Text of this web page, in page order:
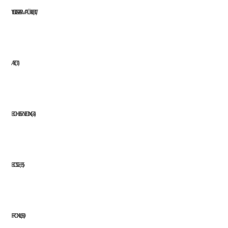
YILDIZ GAZ ARMATÜRLERI17
AEG11
BOHLER WELDING41
BOSCH35
FRONIUS39